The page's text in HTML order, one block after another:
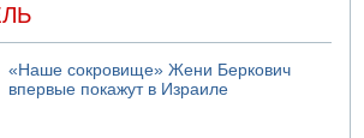
«Наше сокровище» Жени Беркович
впервые покажут в Израиле